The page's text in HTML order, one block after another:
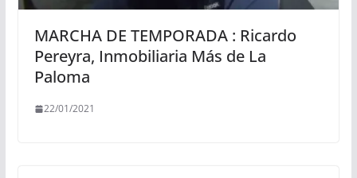
MARCHA DE TEMPORADA : Ricardo
Pereyra, Inmobiliaria Más de La
Paloma
22/01/2021